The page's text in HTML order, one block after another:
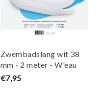
Zwembadslang wit 38
mm - 2 meter - W'eau
€7,95